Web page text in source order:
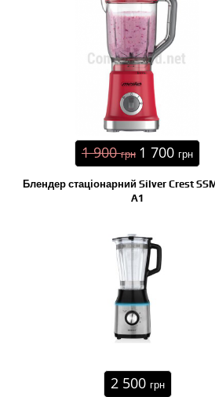
1 900грн 1 700 грн
Блендер стаціонарний Silver Crest
A1
2 500 грн